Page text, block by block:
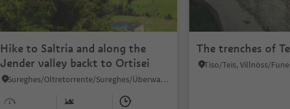
Hike to Saltria and along the
Jender valley backt to Ortisei
Sureghes/Oltretorrente/Sureghes/Überwasser, Kastelruth/Castelrotto, Dolomites Region Seiser Alm
The trenches of